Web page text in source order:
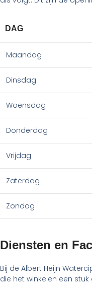
DAG
Maandag
Dinsdag
Woensdag
Donderdag
Vrijdag
Zaterdag
Zondag
Diensten en
Bij de Albert Heijn
die het winkelen een